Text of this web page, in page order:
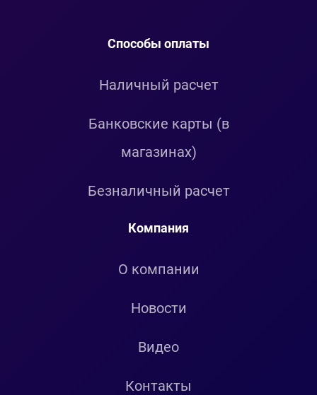
Способы оплаты
Наличный расчет
Банковские карты (в
магазинах)
Безналичный расчет
Компания
О компании
Новости
Видео
Контакты